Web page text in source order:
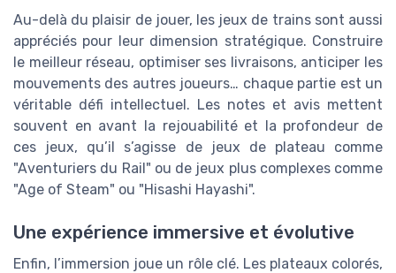
Au-delà du plaisir de jouer, les jeux de trains sont aussi
appréciés pour leur dimension stratégique. Construire
le meilleur réseau, optimiser ses livraisons, anticiper les
mouvements des autres joueurs… chaque partie est un
véritable défi intellectuel. Les notes et avis mettent
souvent en avant la rejouabilité et la profondeur de
ces jeux, qu’il s’agisse de jeux de plateau comme
"Aventuriers du Rail" ou de jeux plus complexes comme
"Age of Steam" ou "Hisashi Hayashi".
Une expérience immersive et évolutive
Enfin, l’immersion joue un rôle clé. Les plateaux colorés,